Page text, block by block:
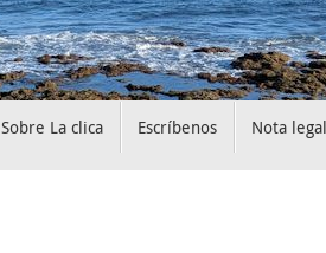
Sobre La clica Escríbenos Nota legal